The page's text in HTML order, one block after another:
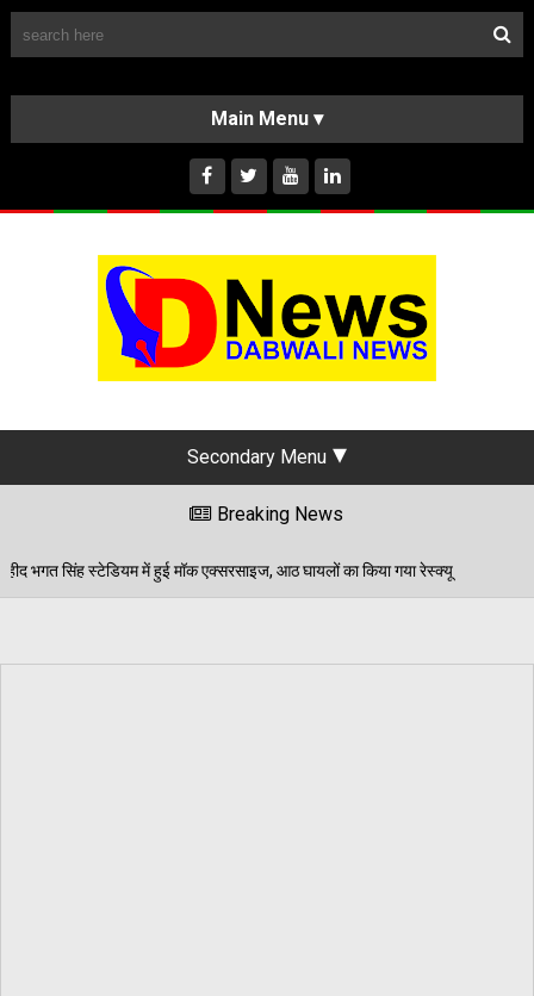
HOME
ABOUT US
INSTAGRAM
Secondary Menu
Breaking News
आठ घायलों का किया गया रेस्क्यू 06/08/2026 पेड़ जन्म से मरण